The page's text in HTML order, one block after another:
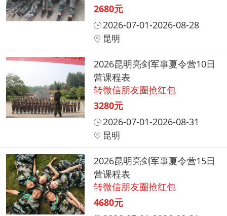
2680元
2026-07-01-2026-08-28
昆明
2026昆明亮剑军事夏令营10日
营课程表
转微信朋友圈抢红包
3280元
2026-07-01-2026-08-31
昆明
2026昆明亮剑军事夏令营15日
营课程表
转微信朋友圈抢红包
4680元